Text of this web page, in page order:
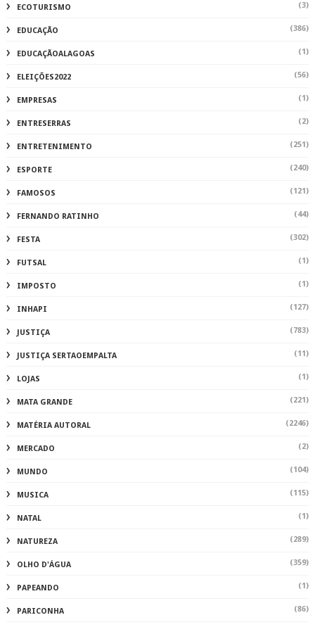
ECOTURISMO (3)
EDUCAÇÃO (386)
EDUCAÇÃOALAGOAS (1)
ELEIÇÕES2022 (56)
EMPRESAS (1)
ENTRESERRAS (2)
ENTRETENIMENTO (251)
ESPORTE (240)
FAMOSOS (121)
FERNANDO RATINHO (44)
FESTA (302)
FUTSAL (1)
IMPOSTO (1)
INHAPI (127)
JUSTIÇA (783)
JUSTIÇA SERTAOEMPALTA (11)
LOJAS (1)
MATA GRANDE (221)
MATÉRIA AUTORAL (2246)
MERCADO (2)
MUNDO (104)
MUSICA (115)
NATAL (1)
NATUREZA (289)
OLHO D'ÁGUA (359)
PAPEANDO (1)
PARICONHA (86)